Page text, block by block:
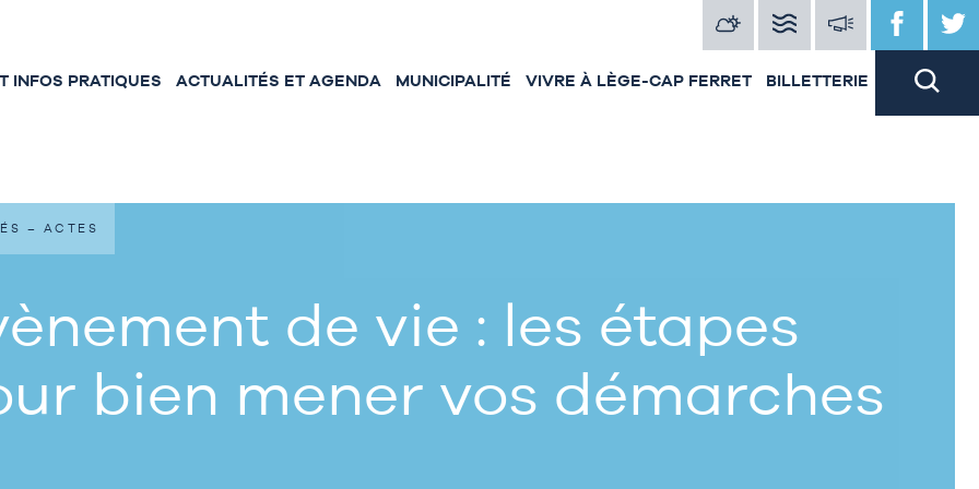
INFOS PRATIQUES ACTUALITÉS ET AGENDA MUNICIPALITÉ VIVRE À LÈGE-CAP FERRET BILLETTERIE
de vie : les étapes
bien mener vos démarches
– ACTES